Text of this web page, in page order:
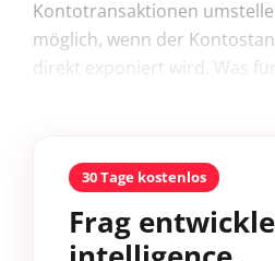
Kontotransaktionen
möglich, wenn der
direkt exponiert wird. Was für
30 Tage kostenlos
Frag